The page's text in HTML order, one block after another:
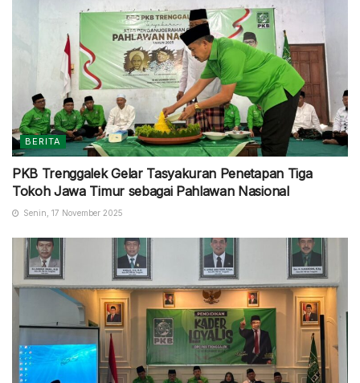
BERITA
PKB Trenggalek Gelar Tasyakuran Penetapan Tiga
Tokoh Jawa Timur sebagai Pahlawan Nasional
Senin, 17 November 2025